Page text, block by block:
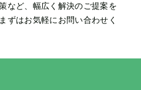
など、幅広く解決のご提案を
ずはお気軽にお問い合わせく